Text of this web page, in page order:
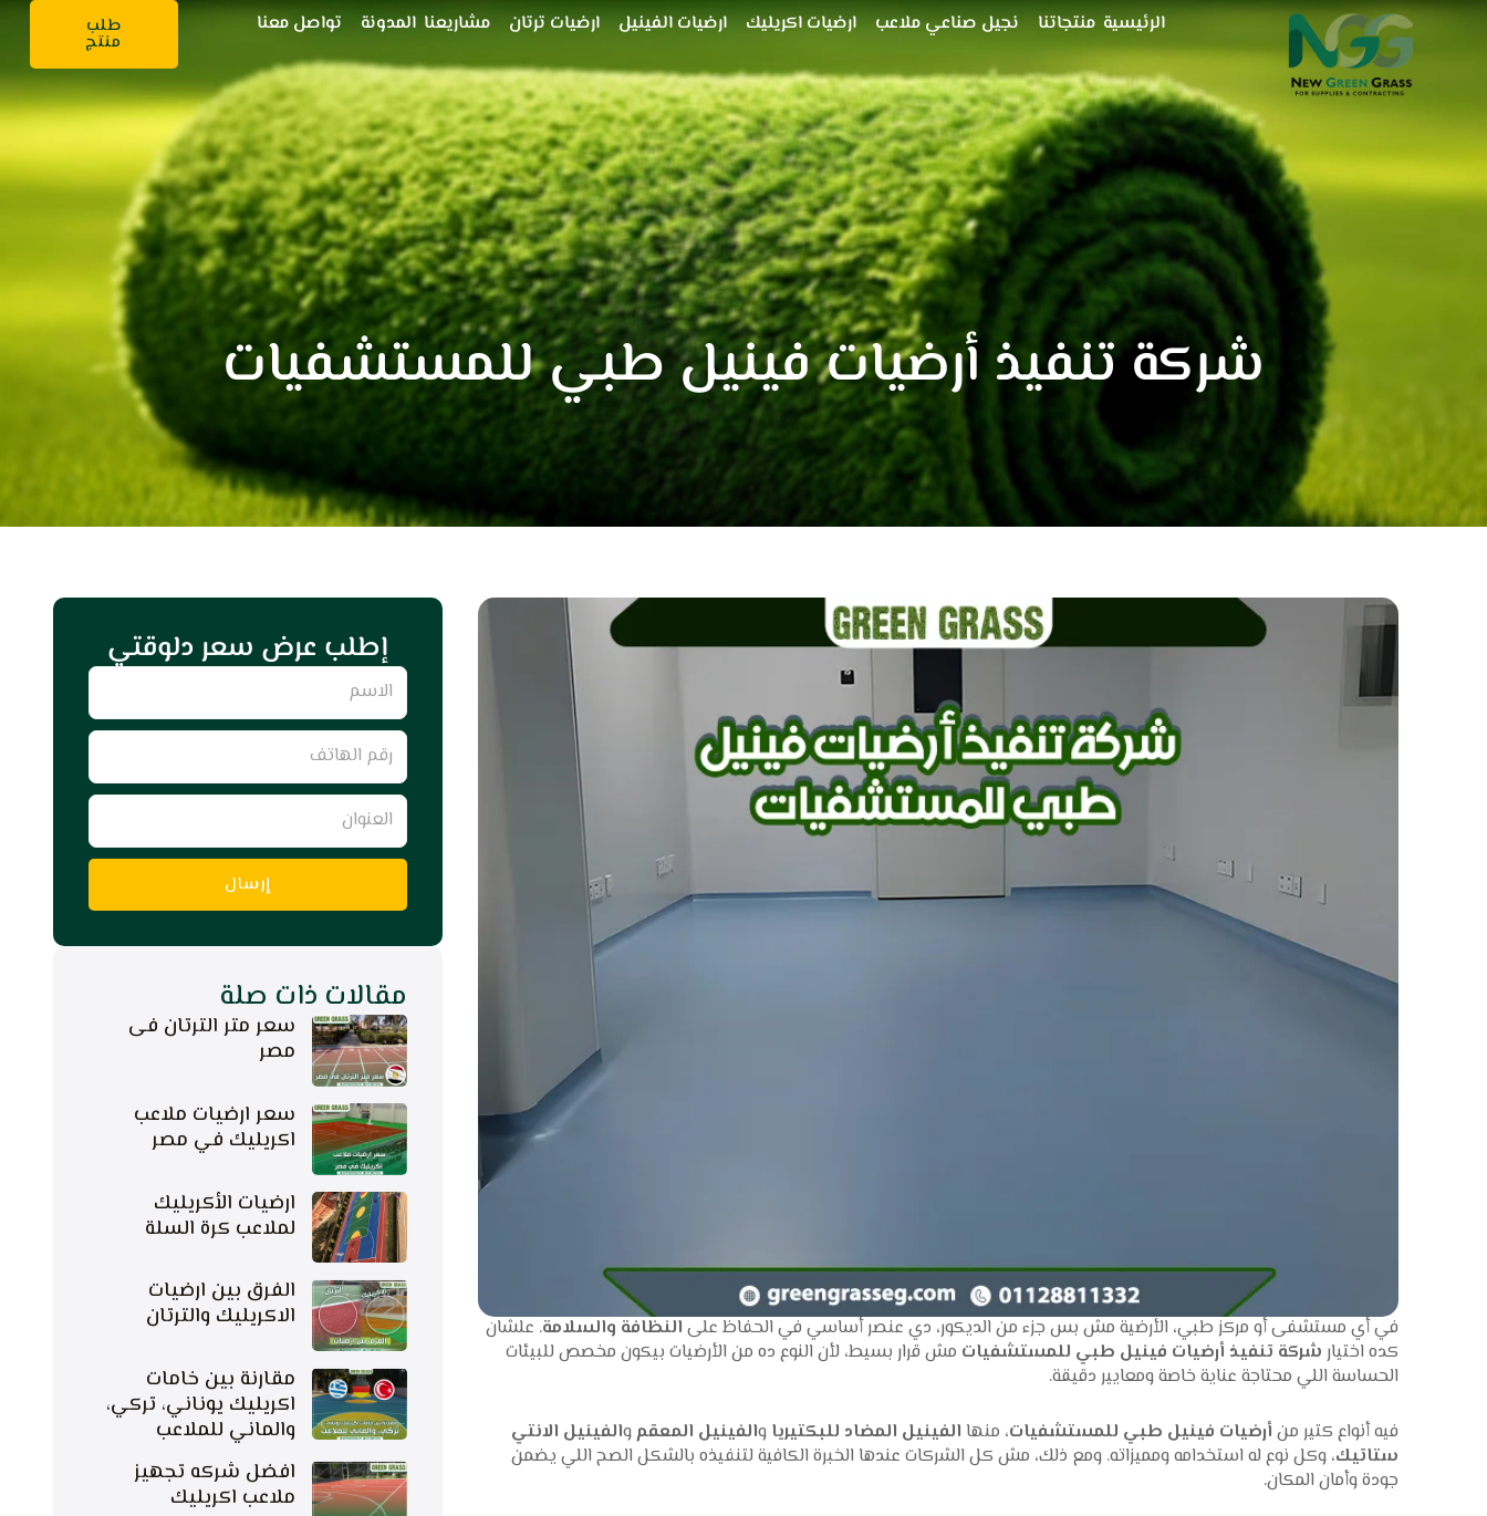
تخطي
الرئيسية منتجاتنا نجيل صناعي ملاعب ارضيات اكريليك ارضيات الفينيل ارضيات ترتان مشاريعنا المدونة تواصل معنا طلب
منتج
شركة تنفيذ أرضيات فينيل طبي للمستشفيات
في أي مستشفى أو مركز طبي، الأرضية مش بس جزء من الديكور، دي عنصر أساسي في الحفاظ على النظافة والسلامة. علشان
كده اختيار شركة تنفيذ أرضيات فينيل طبي للمستشفيات مش قرار بسيط، لأن النوع ده من الأرضيات بيكون مخصص للبيئات
الحساسة اللي محتاجة عناية خاصة ومعايير دقيقة.
فيه أنواع كتير من أرضيات فينيل طبي للمستشفيات، منها الفينيل المضاد للبكتيريا والفينيل المعقموالفينيل الانتي
ستاتيك، وكل نوع له استخدامه ومميزاته. ومع ذلك، مش كل الشركات عندها الخبرة الكافية لتنفيذه بالشكل الصح اللي يضمن
جودة وأمان المكان.
إطلب عرض سعر دلوقتي
Name
رقم
الهاتف
العنوان
إرسال
مقالات ذات صلة
سعر متر الترتان فى
مصر
سعر ارضيات ملاعب
اكريليك في مصر
ارضيات الأكريليك
لملاعب كرة السلة
الفرق بين ارضيات
الاكريليك والترتان
مقارنة بين خامات
اكريليك يوناني، تركي،
والماني للملاعب
افضل شركه تجهيز
ملاعب اكريليك